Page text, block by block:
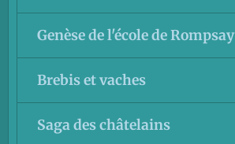
Genèse de l'école de Rompsay
Brebis et vaches
Saga des châtelains